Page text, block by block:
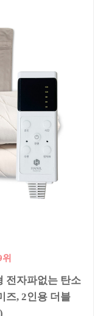
전자파없는 탄소
즈, 2인용 더블